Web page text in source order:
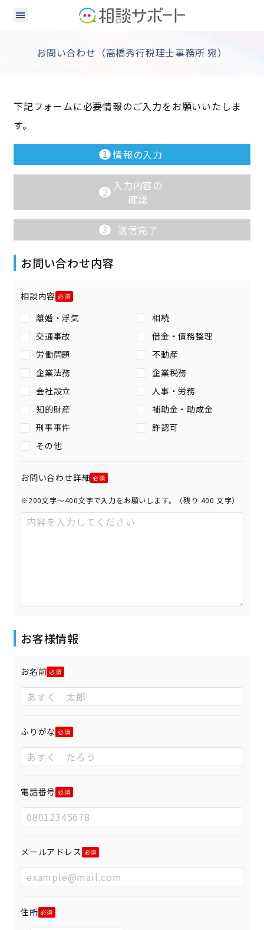
お問い合わせ（高橋秀行税理士事務所 宛）
下記フォームに必要情報のご入力をお願いいたしま
す。
1 情報の入力
2 入力内容の
確認
3 送信完了
お問い合わせ内容
相談内容
離婚・浮気
相続
交通事故
借金・債務整理
労働問題
不動産
企業法務
企業税務
会社設立
人事・労務
知的財産
補助金・助成金
刑事事件
許認可
その他
お問い合わせ詳細
※200文字〜400文字で入力をお願いします。（残り 400 文字）
お客様情報
お名前
ふりがな
電話番号
メールアドレス
住所